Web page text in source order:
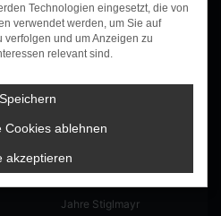
120
Jahre Stiglmayr
Technologien eingesetzt, die von
verwendet werden, um Sie auf
verfolgen und um Anzeigen zu
relevant sind.
Speichern
Cookies ablehnen
akzeptieren